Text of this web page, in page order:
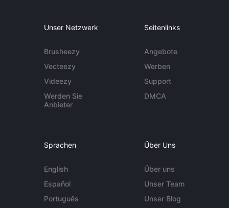
Unser Netzwerk
Brusheezy
Vecteezy
Videezy
Werden Sie
Anbieter
Seitenlinks
Angebote
Werben
Support
DMCA
Sprachen
English
Español
Português
Über Uns
Über uns
Unser Team
Unser Blog